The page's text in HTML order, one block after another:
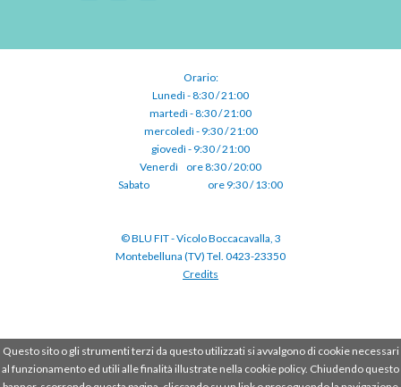
Orario:
Lunedì - 8:30 / 21:00
martedì - 8:30 / 21:00
mercoledì - 9:30 / 21:00
giovedì - 9:30 / 21:00
Venerdì⠀ore 8:30 / 20:00
Sabato ⠀⠀⠀⠀⠀⠀⠀ore 9:30 / 13:00
© BLU FIT - Vicolo Boccacavalla, 3
Montebelluna (TV) Tel. 0423-23350
Credits
Condividi
Questo sito o gli strumenti terzi da questo utilizzati si avvalgono di cookie necessari
al funzionamento ed utili alle finalità illustrate nella cookie policy. Chiudendo questo